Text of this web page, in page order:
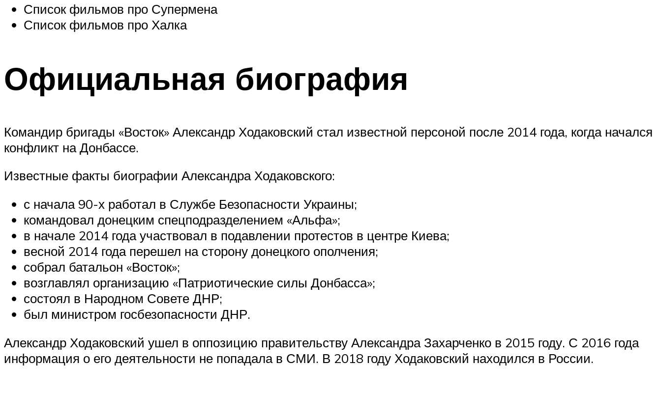
Список фильмов про Супермена
Список фильмов про Халка
Официальная биография
Командир бригады «Восток» Александр Ходаковский стал известной персоной после 2014 года, когда начался
конфликт на Донбассе.
Известные факты биографии Александра Ходаковского:
с начала 90-х работал в Службе Безопасности Украины;
командовал донецким спецподразделением «Альфа»;
в начале 2014 года участвовал в подавлении протестов в центре Киева;
весной 2014 года перешел на сторону донецкого ополчения;
собрал батальон «Восток»;
возглавлял организацию «Патриотические силы Донбасса»;
состоял в Народном Совете ДНР;
был министром госбезопасности ДНР.
Александр Ходаковский ушел в оппозицию правительству Александра Захарченко в 2015 году. С 2016 года
информация о его деятельности не попадала в СМИ. В 2018 году Ходаковский находился в России.